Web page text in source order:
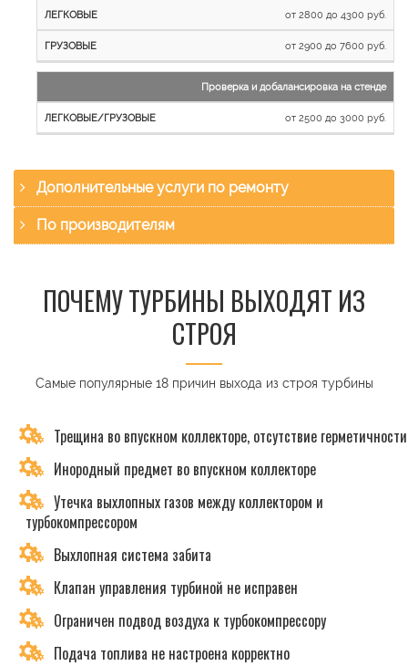
от 2800 до 4300 руб.
от 2900 до 7600 руб.
Проверка и добалансировка на стенде
от 2500 до 3000 руб.
Дополнительные услуги по ремонту
По производителям
ПОЧЕМУ ТУРБИНЫ ВЫХОДЯТ ИЗ
СТРОЯ
Самые популярные 18 причин выхода из строя турбины
Трещина во впускном коллекторе, отсутствие герметичности
Инородный предмет во впускном коллекторе
Утечка выхлопных газов между коллектором и
турбокомпрессором
Выхлопная система забита
Клапан управления турбиной не исправен
Ограничен подвод воздуха к турбокомпрессору
Подача топлива не настроена корректно